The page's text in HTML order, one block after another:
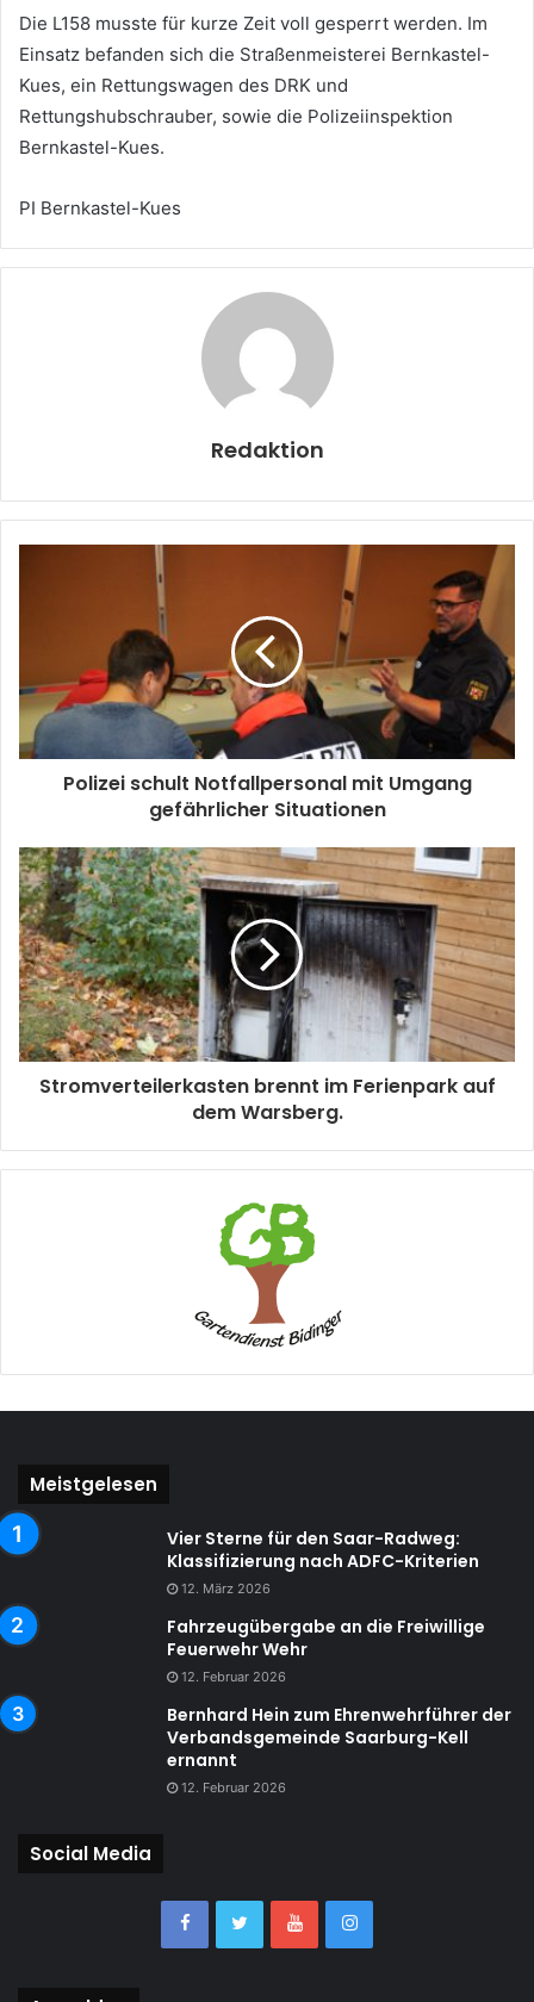
Die L158 musste für kurze Zeit voll gesperrt werden. Im
Einsatz befanden sich die Straßenmeisterei Bernkastel-
Kues, ein Rettungswagen des DRK und
Rettungshubschrauber, sowie die Polizeiinspektion
Bernkastel-Kues.
PI Bernkastel-Kues
Redaktion
Polizei schult Notfallpersonal mit Umgang
gefährlicher Situationen
Stromverteilerkasten brennt im Ferienpark auf
dem Warsberg.
Meistgelesen
Vier Sterne für den Saar-Radweg:
Klassifizierung nach ADFC-Kriterien
12. März 2026
Fahrzeugübergabe an die Freiwillige
Feuerwehr Wehr
12. Februar 2026
Bernhard Hein zum Ehrenwehrführer der
Verbandsgemeinde Saarburg-Kell
ernannt
12. Februar 2026
Social Media